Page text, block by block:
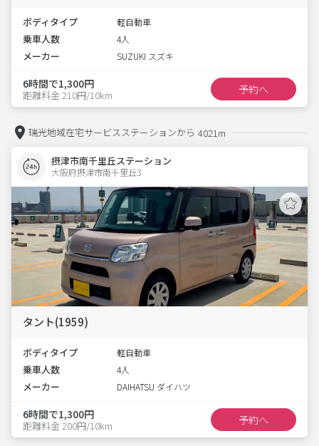
ボディタイプ 軽自動車
乗車人数 4人
メーカー SUZUKI スズキ
6時間で1,300円
距離料金 210円/10km 予約へ
瑞光地域在宅サービスステーションから 4021m
摂津市南千里丘ステーション
大阪府摂津市南千里丘3
タント(1959)
ボディタイプ 軽自動車
乗車人数 4人
メーカー DAIHATSU ダイハツ
6時間で1,300円
距離料金 200円/10km 予約へ